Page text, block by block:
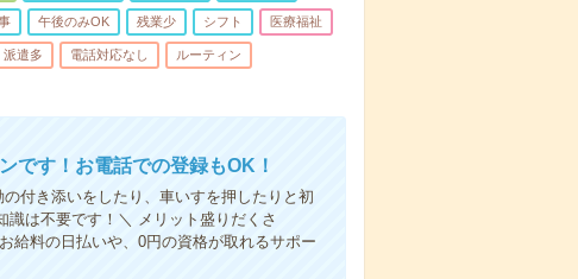
午後のみOK 残業少 シフト 医療福祉
派遣多 電話対応なし ルーティン
です！お電話での登録もOK！
付き添いをしたり、車いすを押したりと初
は不要です！＼ メリット盛りだくさ
料の日払いや、0円の資格が取れるサポー